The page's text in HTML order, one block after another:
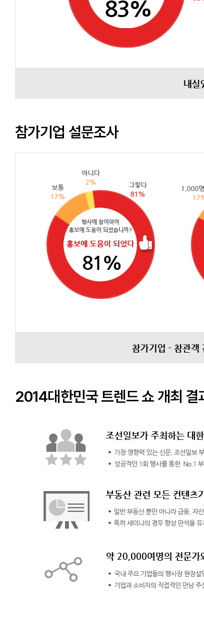
참가기업 설문조사
2014대한민국 트렌드 쇼 개최 결